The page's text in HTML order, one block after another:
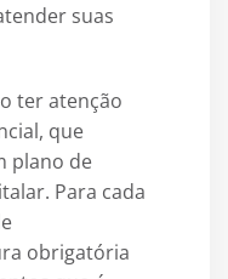
suas
ter atenção
que
plano de
Para cada
obrigatória